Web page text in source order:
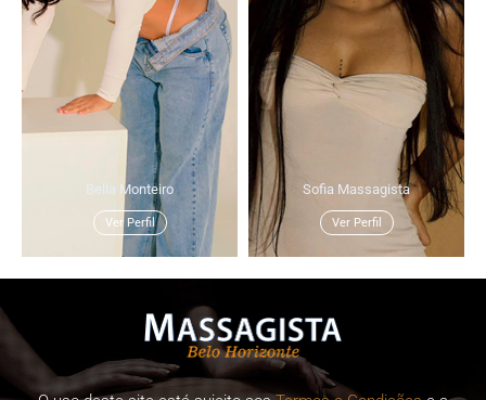
Bella Monteiro
Ver Perfil
Sofia Massagista
Ver Perfil